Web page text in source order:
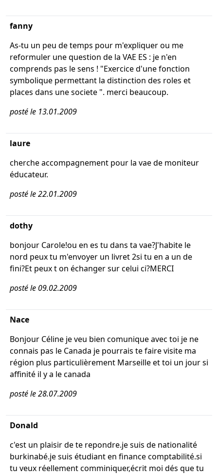
fanny
As-tu un peu de temps pour m'expliquer ou me
reformuler une question de la VAE ES : je n'en
comprends pas le sens ! "Exercice d'une fonction
symbolique permettant la distinction des roles et
places dans une societe ". merci beaucoup.
posté le 13.01.2009
laure
cherche accompagnement pour la vae de moniteur
éducateur.
posté le 22.01.2009
dothy
bonjour Carole!ou en es tu dans ta vae?J'habite le
nord peux tu m'envoyer un livret 2si tu en a un de
fini?Et peux t on échanger sur celui ci?MERCI
posté le 09.02.2009
Nace
Bonjour Céline je veu bien comunique avec toi je ne
connais pas le Canada je pourrais te faire visite ma
région plus particulièrement Marseille et toi un jour si
affinité il y a le canada
posté le 28.07.2009
Donald
c'est un plaisir de te repondre.je suis de nationalité
burkinabé.je suis étudiant en finance comptabilité.si
tu veux réellement comminiquer,écrit moi dés que tu